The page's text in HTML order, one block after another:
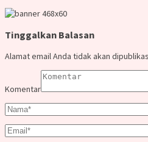
Tinggalkan Balasan
Alamat email Anda tidak akan
Komentar